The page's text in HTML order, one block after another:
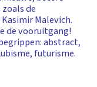
de
Malevich.
de vooruitgang!
abstract,
futurisme.